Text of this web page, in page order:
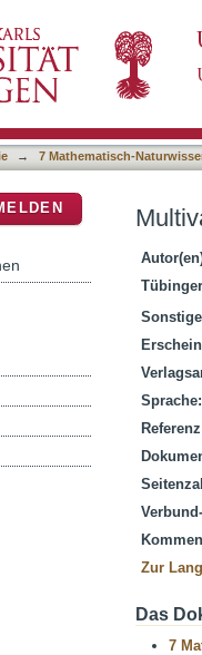
→ 7 Mathematisch-
Sprache:
Zur
Das
7